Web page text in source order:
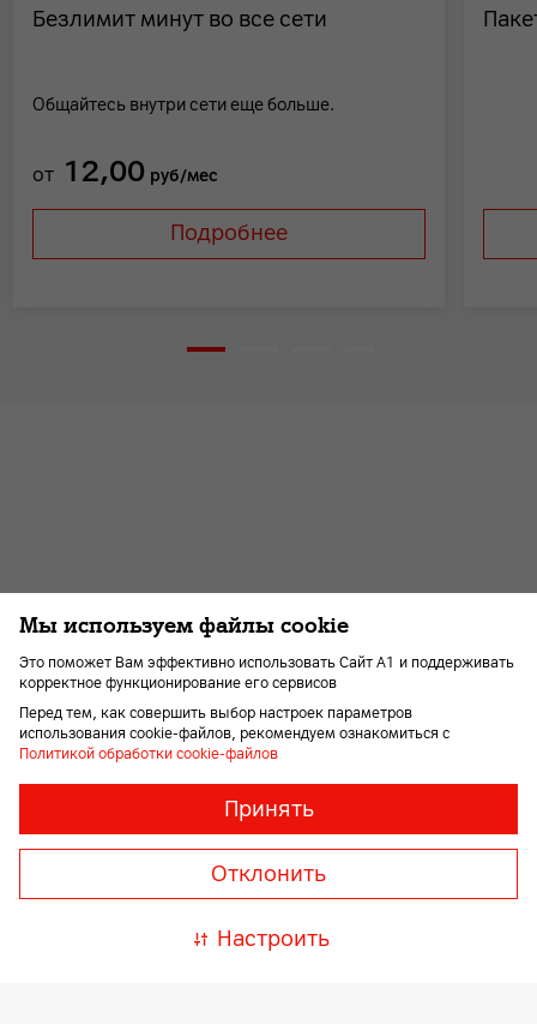
Безлимит минут во все сети
Общайтесь внутри сети еще больше.
от 12,00 руб/мес
Подробнее
Скачайте «Мой А1»
Ищите нас в соц. сетях и мессенджерах
Мы используем файлы cookie
Это поможет Вам эффективно использовать Сайт А1 и поддерживать
корректное функционирование его сервисов
Перед тем, как совершить выбор настроек параметров
использования cookie-файлов, рекомендуем ознакомиться с
Политикой обработки cookie-файлов
«cookie»
Настроить
Отклонить
Принять